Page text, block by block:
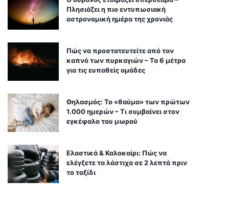
Πλησιάζει η πιο εντυπωσιακή
αστρονομική ημέρα της χρονιάς
Πώς να προστατευτείτε από τον
καπνό των πυρκαγιών – Τα 6 μέτρα
για τις ευπαθείς ομάδες
Θηλασμός: Το «θαύμα» των πρώτων
1.000 ημερών – Τι συμβαίνει στον
εγκέφαλο του μωρού
Ελαστικά & Καλοκαίρι: Πώς να
ελέγξετε τα λάστιχα σε 2 λεπτά πριν
το ταξίδι